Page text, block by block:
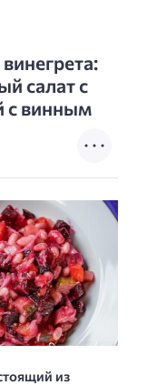
салат с
с винным
из